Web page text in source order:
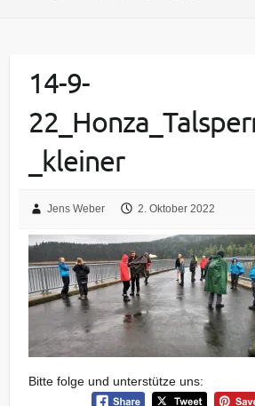
14-9-
_kleiner
Jens Weber 2. Oktober 2022
Bitte folge und unterstütze uns: